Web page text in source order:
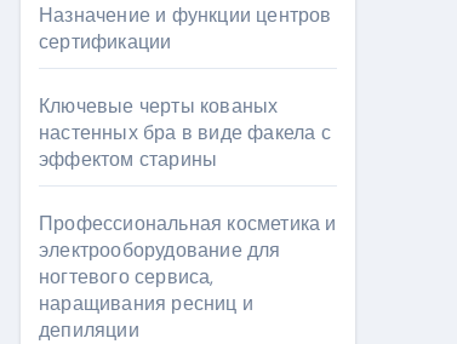
Назначение и функции центров
сертификации
Ключевые черты кованых
настенных бра в виде факела с
эффектом старины
Профессиональная косметика и
электрооборудование для
ногтевого сервиса,
наращивания ресниц и
депиляции